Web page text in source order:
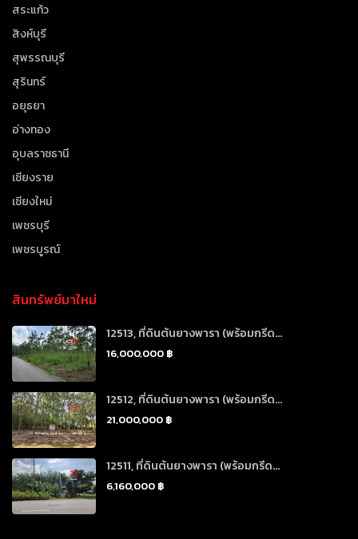
สระแก้ว
สิงห์บุรี
สุพรรณบุรี
สุรินทร์
อยุธยา
อ่างทอง
อุบลราชธานี
เชียงราย
เชียงใหม่
เพชรบุรี
เพชรบูรณ์
สินทรัพย์มาใหม่
12513, ที่ดินต้นยางพารา (พร้อมกรีด...
16,000,000 ฿
12512, ที่ดินต้นยางพารา (พร้อมกรีด...
21,000,000 ฿
12511, ที่ดินต้นยางพารา (พร้อมกรีด...
6,160,000 ฿